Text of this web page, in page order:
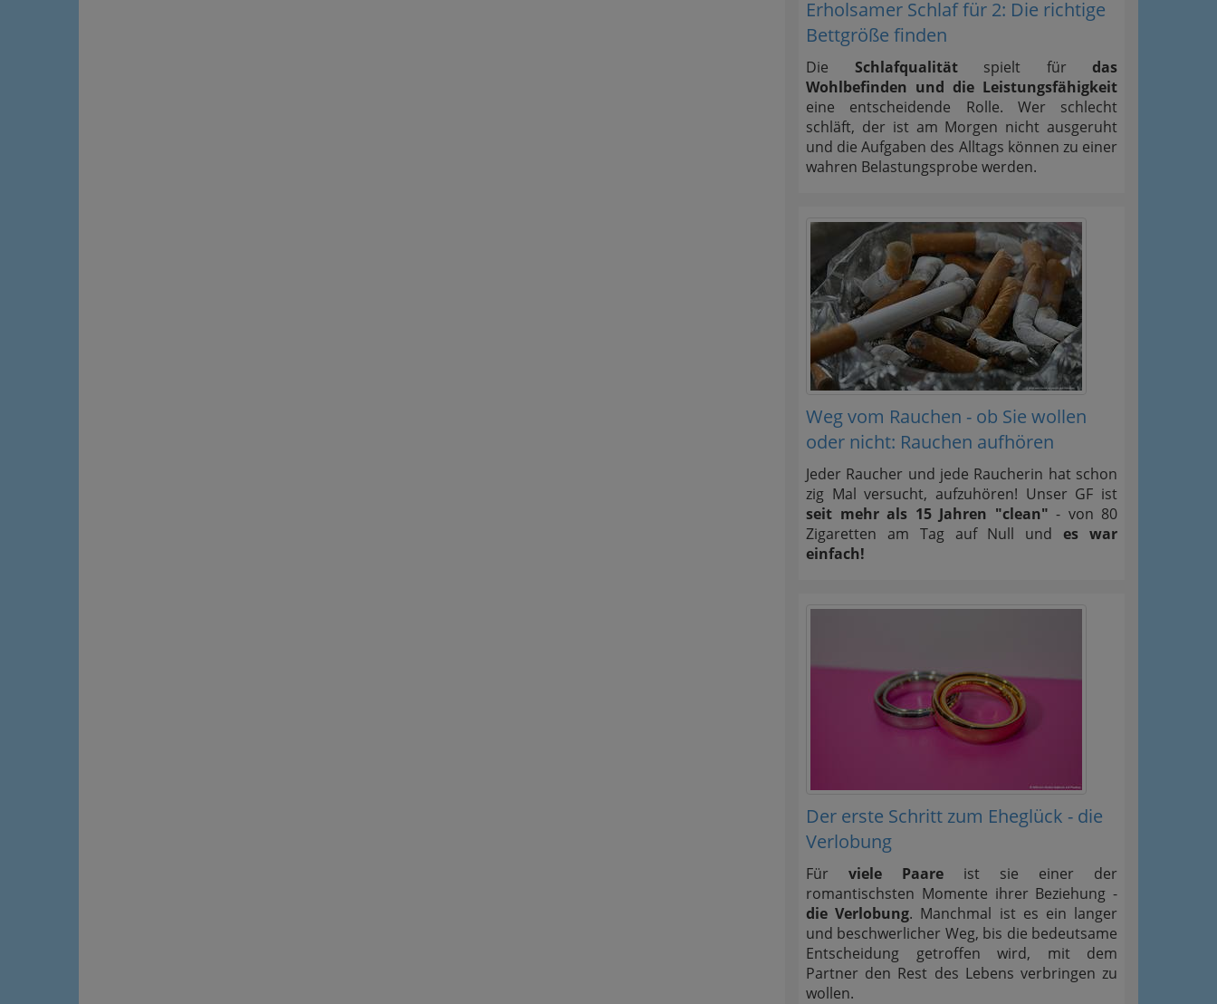
Erholsamer Schlaf für 2: Die richtige
Bettgröße finden
Die Schlafqualitätspielt für das
Wohlbefinden und die Leistungsfähigkeit
eine entscheidende Rolle. Wer schlecht
schläft, der ist am Morgen nicht ausgeruht
und die Aufgaben des Alltags können zu einer
wahren Belastungsprobe werden.
Weg vom Rauchen - ob Sie wollen
oder nicht: Rauchen aufhören
Jeder Raucher und jede Raucherin hat schon
zig Mal versucht, aufzuhören! Unser GF ist
seit mehr als 15 Jahren "clean" - von 80
Zigaretten am Tag auf Null undes war
einfach!
Der erste Schritt zum Eheglück - die
Verlobung
Für viele Paare ist sie einer der
romantischsten Momente ihrer Beziehung -
die Verlobung. Manchmal ist es ein langer
und beschwerlicher Weg, bis die bedeutsame
Entscheidung getroffen wird, mit dem
Partner den Rest des Lebens verbringen zu
wollen.